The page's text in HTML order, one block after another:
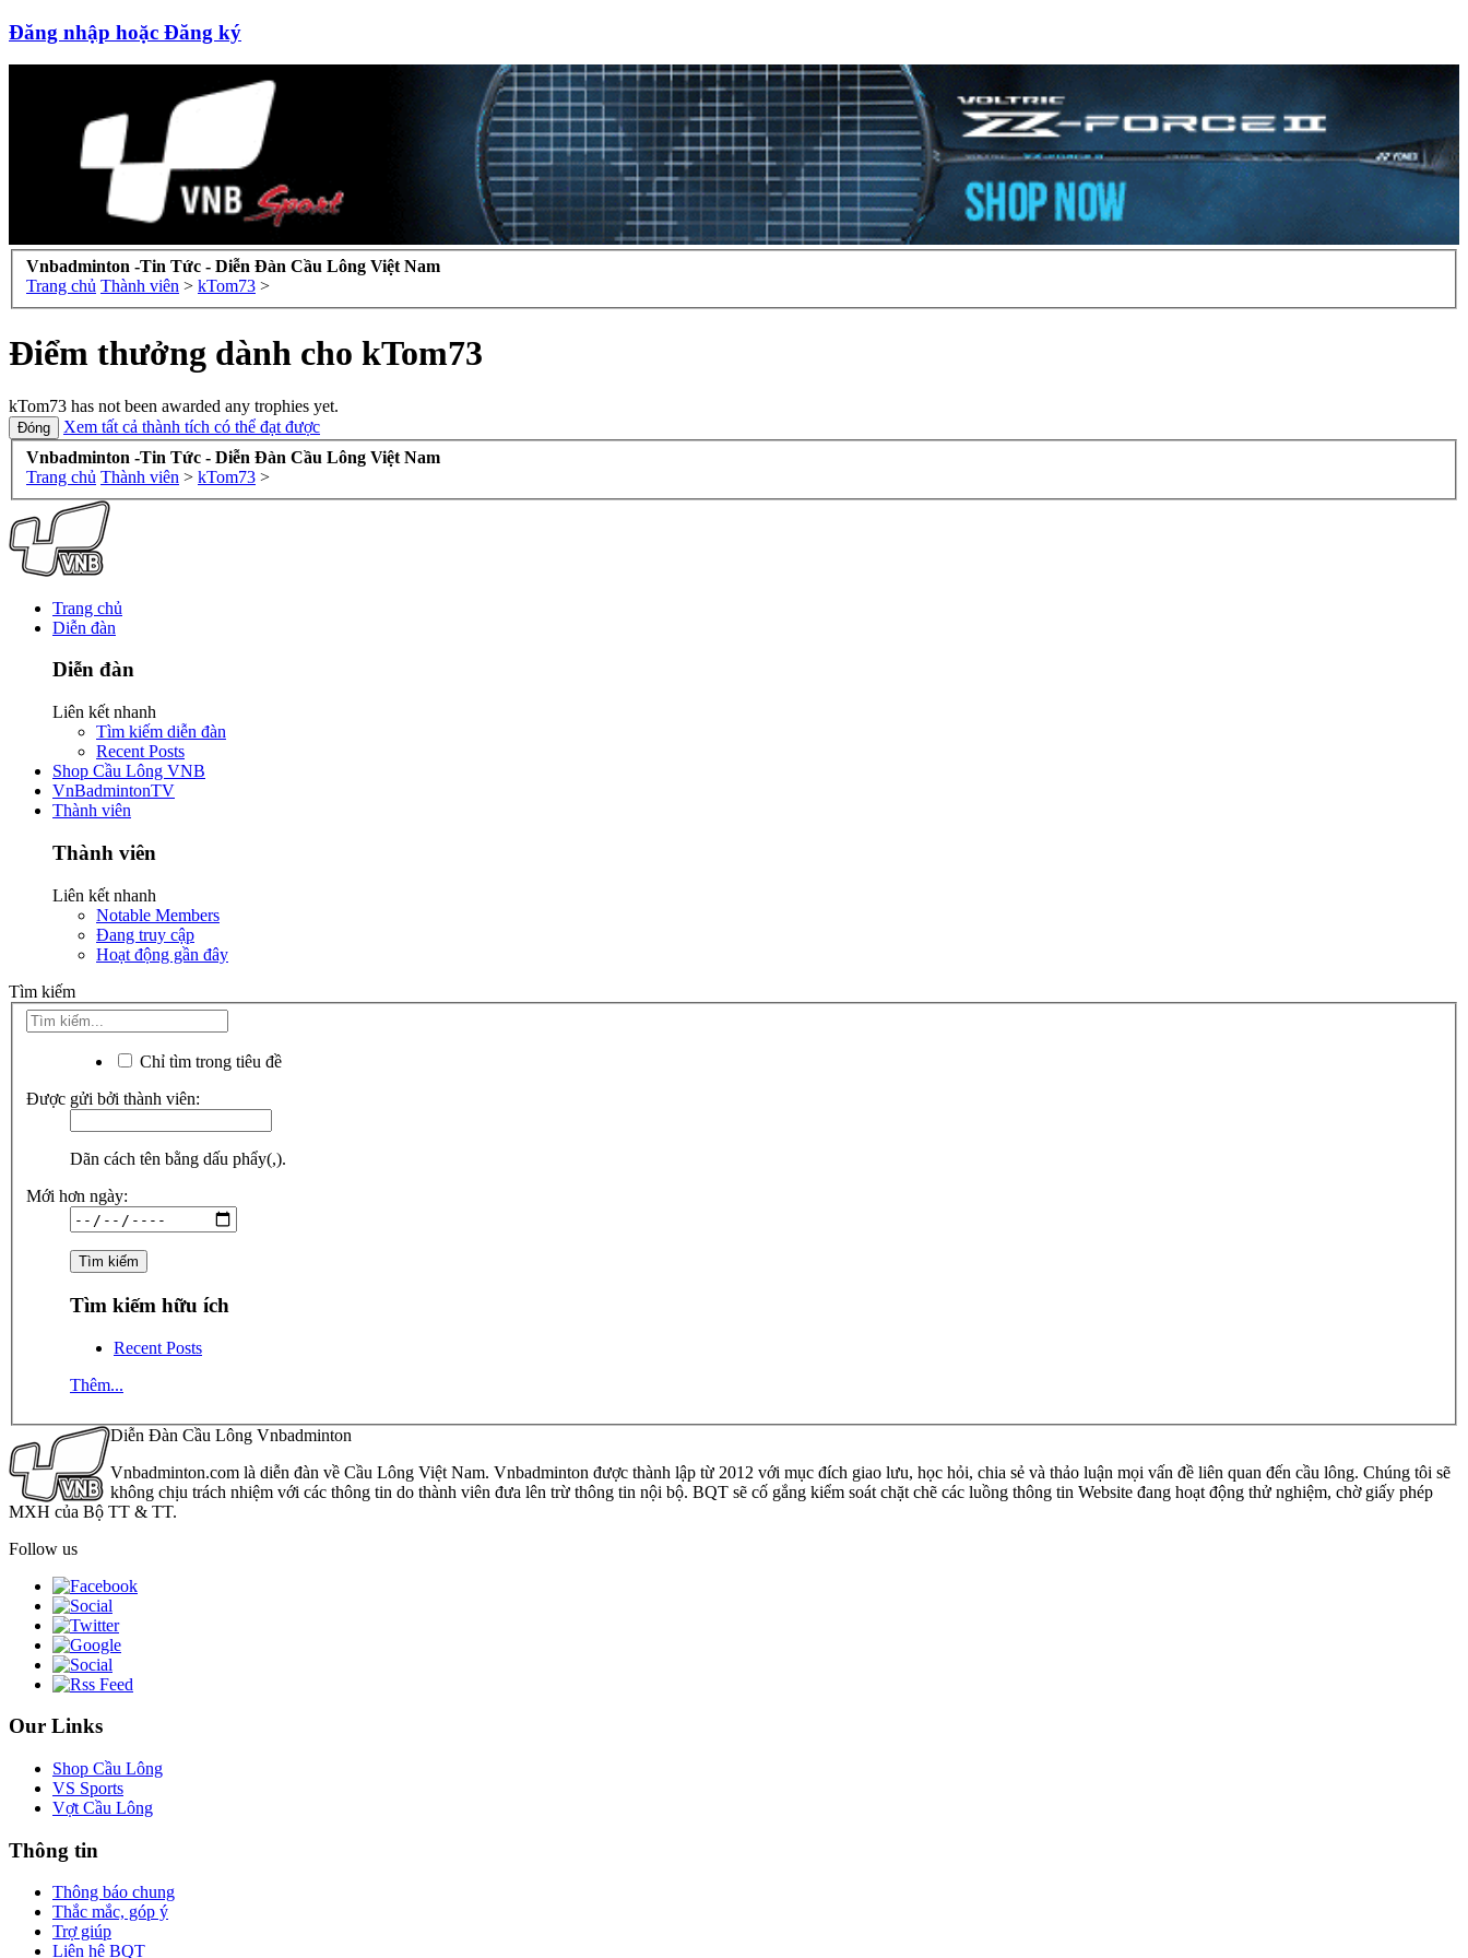
Đăng nhập hoặc Đăng ký
Vnbadminton -Tin Tức - Diễn Đàn Cầu Lông Việt Nam
Trang chủ Thành viên > kTom73 >
Điểm thưởng dành cho kTom73
kTom73 has not been awarded any trophies yet.
Xem tất cả thành tích có thể đạt được
Vnbadminton -Tin Tức - Diễn Đàn Cầu Lông Việt Nam
Trang chủ Thành viên > kTom73 >
Trang chủ
Diễn đàn
Diễn đàn
Liên kết nhanh
Tìm kiếm diễn đàn
Recent Posts
Shop Cầu Lông VNB
VnBadmintonTV
Thành viên
Thành viên
Liên kết nhanh
Notable Members
Đang truy cập
Hoạt động gần đây
Tìm kiếm
Chỉ tìm trong tiêu đề
Được gửi bởi thành viên:
Dãn cách tên bằng dấu phẩy(,).
Mới hơn ngày:
Tìm kiếm hữu ích
Recent Posts
Thêm...
Diễn Đàn Cầu Lông Vnbadminton
Vnbadminton.com là diễn đàn về Cầu Lông Việt Nam. Vnbadminton được thành lập từ 2012 với mục đích giao lưu, học hỏi, chia sẻ và thảo luận mọi vấn đề liên quan đến cầu lông. Chúng tôi sẽ
không chịu trách nhiệm với các thông tin do thành viên đưa lên trừ thông tin nội bộ. BQT sẽ cố gắng kiểm soát chặt chẽ các luồng thông tin Website đang hoạt động thử nghiệm, chờ giấy phép
MXH của Bộ TT & TT.
Follow us
Our Links
Shop Cầu Lông
VS Sports
Vợt Cầu Lông
Thông tin
Thông báo chung
Thắc mắc, góp ý
Trợ giúp
Liên hệ BQT